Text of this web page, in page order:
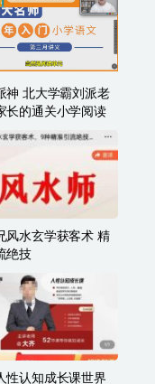
神 北大学霸刘派老
长的通关小学阅读
风水玄学获客术 精
绝技
性认知成长课世界